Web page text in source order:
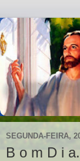
SEGUNDA-FEIRA,
B o m D i a.